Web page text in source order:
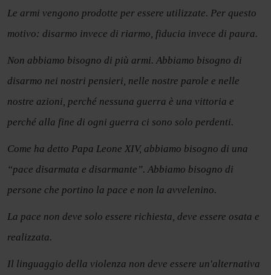
Le armi vengono prodotte per essere utilizzate. Per questo
motivo: disarmo invece di riarmo, fiducia invece di paura.
Non abbiamo bisogno di più armi. Abbiamo bisogno di
disarmo nei nostri pensieri, nelle nostre parole e nelle
nostre azioni, perché nessuna guerra è una vittoria e
perché alla fine di ogni guerra ci sono solo perdenti.
Come ha detto Papa Leone XIV, abbiamo bisogno di una
“pace disarmata e disarmante”. Abbiamo bisogno di
persone che portino la pace e non la avvelenino.
La pace non deve solo essere richiesta, deve essere osata e
realizzata.
Il linguaggio della violenza non deve essere un'alternativa